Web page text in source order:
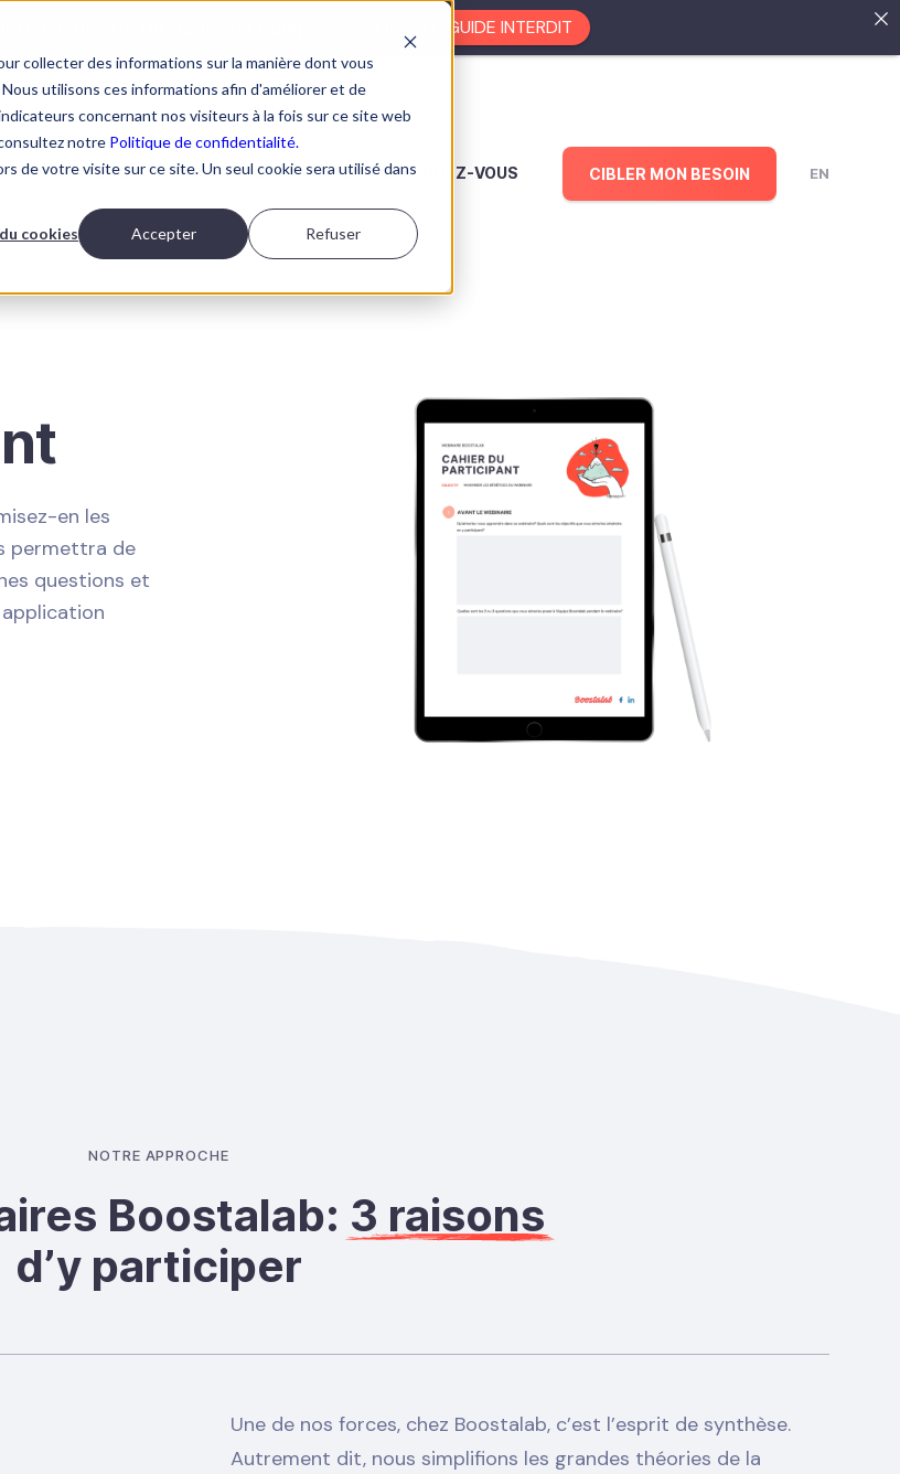
collecter des informations sur la manière dont vous
utilisons ces informations afin d'améliorer et de
concernant nos visiteurs à la fois sur ce site web
notre Politique de confidentialité.
de votre visite sur ce site. Un seul cookie sera utilisé dans
cookies Accepter Refuser
IA À PROPOS RESSOURCES PRENDRE RENDEZ-VOUS CIBLER MON BESOIN EN
en les
permettra de
questions et
NOTRE APPROCHE
Boostalab: 3 raisons
d’y participer
Une de nos forces, chez Boostalab, c’est l’esprit de synthèse.
Autrement dit, nous simplifions les grandes théories de la
LISEZ LE GUIDE INTERDIT